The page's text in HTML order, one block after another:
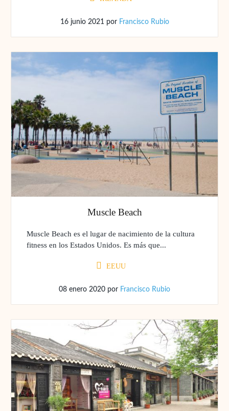
16 junio 2021por Francisco Rubio
Muscle Beach
Muscle Beach es el lugar de nacimiento de la cultura
fitness en los Estados Unidos. Es más que...
EEUU
08 enero 2020 por Francisco Rubio